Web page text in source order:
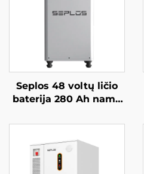
Seplos 48 voltų ličio
baterija 280 Ah namų
sistemos 51,2 V 14
kWh ličio Lifepo4
baterija